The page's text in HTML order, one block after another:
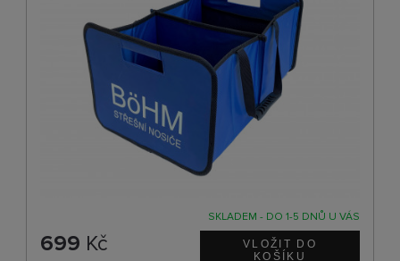
SKLADEM - DO 1-5 DNŮ U VÁS
699 Kč